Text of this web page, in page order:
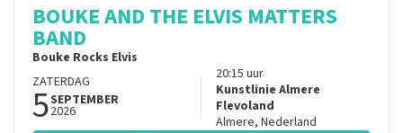
BOUKE AND THE ELVIS MATTERS
BAND
Bouke Rocks Elvis
ZATERDAG
5SEPTEMBER
2026
20:15 uur
Kunstlinie Almere
Flevoland
Almere, Nederland